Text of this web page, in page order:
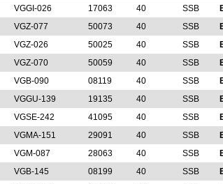
VGGI-026 17063 40 SSB
VGZ-077 50073 40 SSB
VGZ-026 50025 40 SSB
VGZ-070 50059 40 SSB
VGB-090 08119 40 SSB
VGGU-139 19135 40 SSB
VGSE-242 41095 40 SSB
VGMA-151 29091 40 SSB
VGM-087 28063 40 SSB
VGB-145 08199 40 SSB